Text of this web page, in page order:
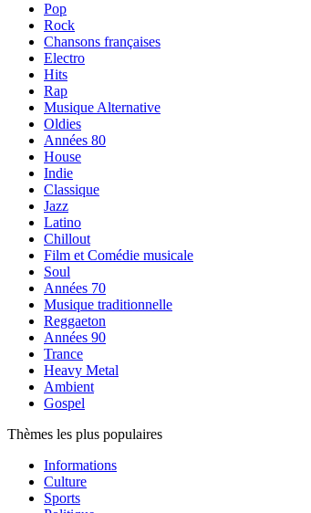
Pop
Rock
Chansons françaises
Electro
Hits
Rap
Musique Alternative
Oldies
Années 80
House
Indie
Classique
Jazz
Latino
Chillout
Film et Comédie musicale
Soul
Années 70
Musique traditionnelle
Reggaeton
Années 90
Trance
Heavy Metal
Ambient
Gospel
Thèmes les plus populaires
Informations
Culture
Sports